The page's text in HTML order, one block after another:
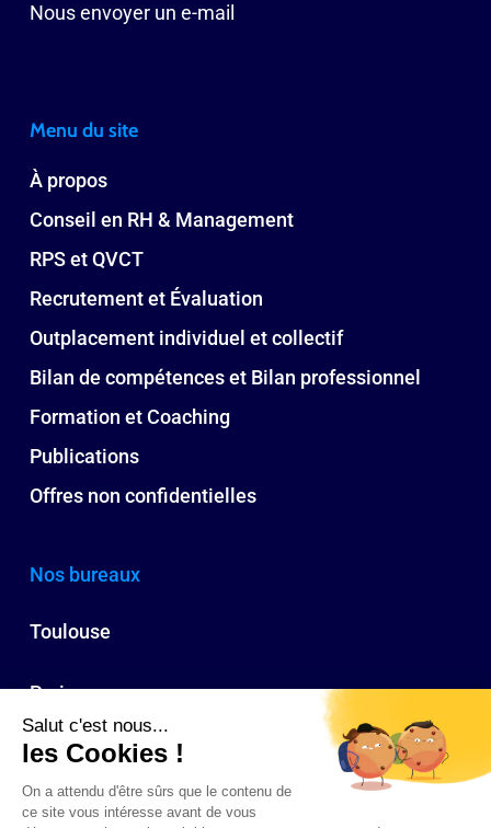
Nous envoyer un e-mail
Menu du site
À propos
Conseil en RH & Management
RPS et QVCT
Recrutement et Évaluation
Outplacement individuel et collectif
Bilan de compétences et Bilan professionnel
Formation et Coaching
Publications
Offres non confidentielles
Nos bureaux
Toulouse
Paris
Bordeaux
Biarritz